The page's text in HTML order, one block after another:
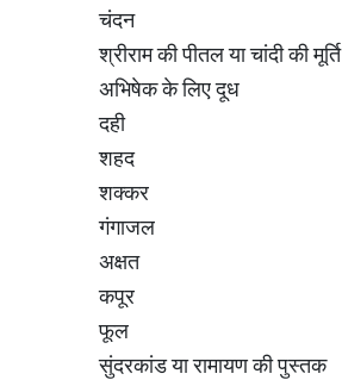
चंदन
श्रीराम की पीतल या चांदी की मूर्ति
अभिषेक के लिए दूध
दही
शहद
शक्कर
गंगाजल
अक्षत
कपूर
फूल
सुंदरकांड या रामायण की पुस्तक